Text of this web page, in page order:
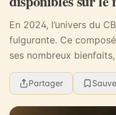
En 2024, l’univers du
fulgurante. Ce
ses nombreux
incontournable dans
santé à...
Partager